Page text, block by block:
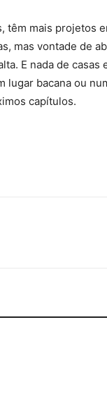
têm mais projetos
mas vontade de
E nada de casas
lugar bacana ou
capítulos.